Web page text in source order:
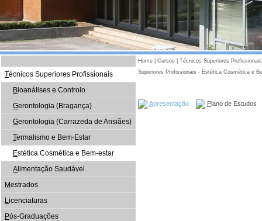
Técnicos Superiores Profissionais
Bioanálises e Controlo
Gerontologia (Bragança)
Gerontologia (Carrazeda de Ansiães)
Termalismo e Bem-Estar
Estética Cosmética e Bem-estar
A limentação Saudável
Mestrados
Licenciaturas
Pós-Graduações
Home Cursos
Técnicos Superiores Profissionais
Superiores Profissionais - Estética Cosmética e
Apresentação Plano de Estudos